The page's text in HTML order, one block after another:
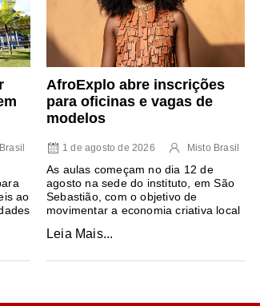
ao
AfroExplo abre inscrições
para oficinas e vagas de
modelos
1 de agosto de 2026 Misto Brasil
As aulas começam no dia 12 de
agosto na sede do instituto, em São
Sebastião, com o objetivo de
movimentar a economia criativa local
Leia Mais...